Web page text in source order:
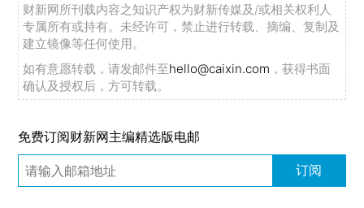
财新网所刊载内容之知识产权为财新传媒及/或相关权利人
专属所有或持有。未经许可，禁止进行转载、摘编、复制及
建立镜像等任何使用。
如有意愿转载，请发邮件至hello@caixin.com ，获得书面
确认及授权后，方可转载。
免费订阅财新网主编精选版电邮
订阅